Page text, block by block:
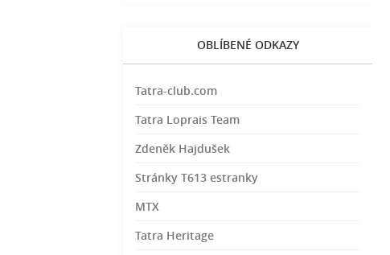
OBLÍBENÉ ODKAZY
Tatra-club.com
Tatra Loprais Team
Zdeněk Hajdušek
Stránky T613 estranky
MTX
Tatra Heritage